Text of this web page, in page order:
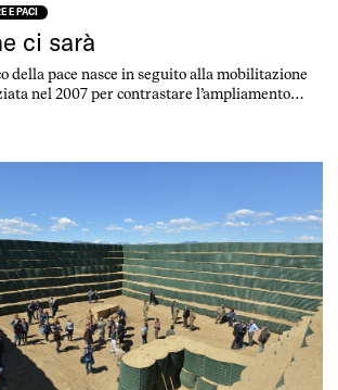
E PACI
ci sarà
della pace nasce in seguito alla mobilitazione
nel 2007 per contrastare l’ampliamento
USA già presente in città. Oggi al posto dell’ex